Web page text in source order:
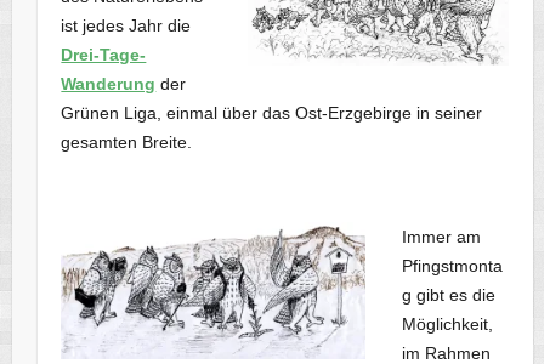
ist jedes Jahr die
Drei-Tage-
Wanderung der
Grünen Liga, einmal über das Ost-Erzgebirge in seiner
gesamten Breite.
Immer am
Pfingstmonta
g gibt es die
Möglichkeit,
im Rahmen